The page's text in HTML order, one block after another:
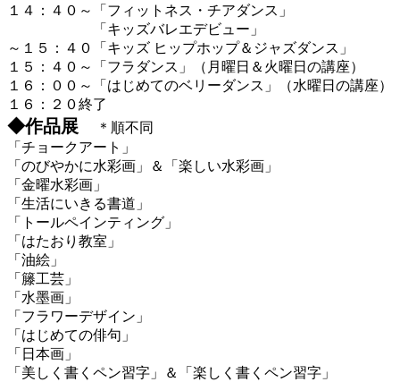
１４：４０～「フィットネス・チアダンス」
「キッズバレエデビュー」
～１５：４０「キッズ ヒップホップ＆ジャズダンス」
１５：４０～「フラダンス」（月曜日＆火曜日の講座）
１６：００～「はじめてのベリーダンス」（水曜日の講座）
１６：２０終了
◆作品展
＊順不同
「チョークアート」
「のびやかに水彩画」＆「楽しい水彩画」
「金曜水彩画」
「生活にいきる書道」
「トールペインティング」
「はたおり教室」
「油絵」
「籐工芸」
「水墨画」
「フラワーデザイン」
「はじめての俳句」
「日本画」
「美しく書くペン習字」＆「楽しく書くペン習字」